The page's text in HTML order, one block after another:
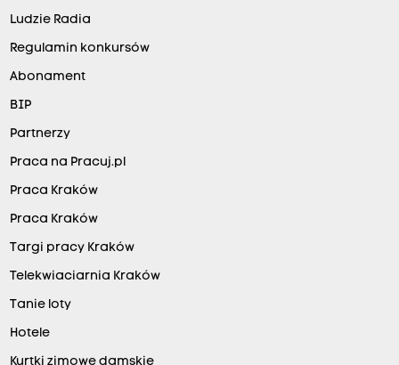
Ludzie Radia
Regulamin konkursów
Abonament
BIP
Partnerzy
Praca na Pracuj.pl
Praca Kraków
Praca Kraków
Targi pracy Kraków
Telekwiaciarnia Kraków
Tanie loty
Hotele
Kurtki zimowe damskie